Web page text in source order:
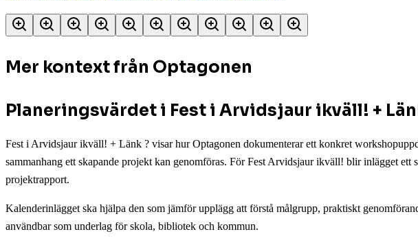
Mer kontext från Optagonen
Planeringsvärdet i Fest i Arvidsjaur ikväll! +
Fest i Arvidsjaur ikväll! + Länk ? visar hur Optagonen dokumenterar ett konkret
sammanhang ett skapande projekt kan genomföras. För Fest Arvidsjaur ikväll! blir inlägget
projektrapport.
Kalenderinlägget ska hjälpa den som jämför upplägg att förstå målgrupp, praktiskt
användbar som underlag för skola, bibliotek och kommun.